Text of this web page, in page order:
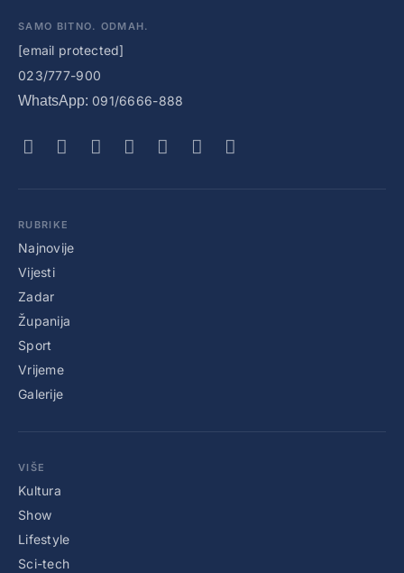
SAMO BITNO. ODMAH.
[email protected]
023/777-900
WhatsApp: 091/6666-888
RUBRIKE
Najnovije
Vijesti
Zadar
Županija
Sport
Vrijeme
Galerije
VIŠE
Kultura
Show
Lifestyle
Sci-tech